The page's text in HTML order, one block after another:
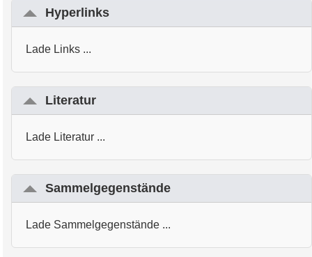
Hyperlinks
Lade Links ...
Literatur
Lade Literatur ...
Sammelgegenstände
Lade Sammelgegenstände ...